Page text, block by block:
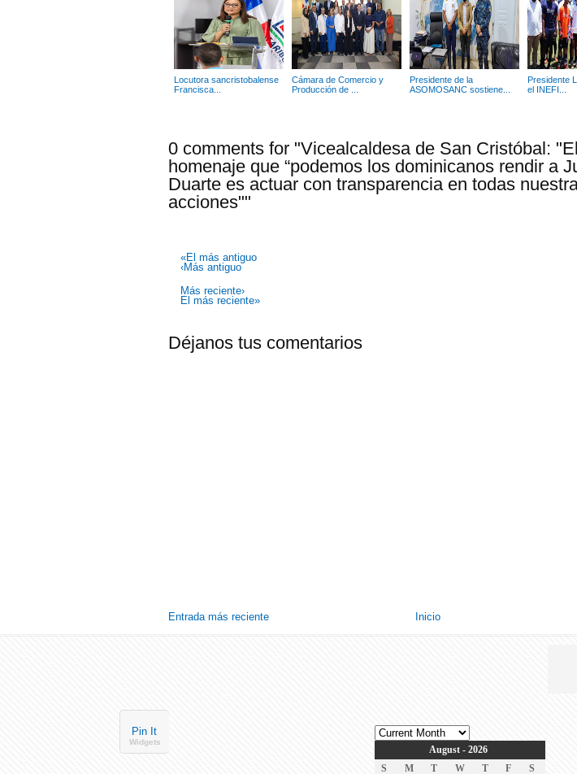
Pin It
Widgets
Locutora sancristobalense
Francisca...
Cámara de Comercio y
Producción de ...
Presidente de la
ASOMOSANC sostiene...
Presidente
el INEFI...
0 comments for "Vicealcaldesa de San Cristóbal:
homenaje que “podemos los dominicanos rendir a
Duarte es actuar con transparencia en todas
acciones""
«El más antiguo
‹Más antiguo
Más reciente›
El más reciente»
Déjanos tus comentarios
Entrada más reciente Inicio
August - 2026
S
M T W T F S